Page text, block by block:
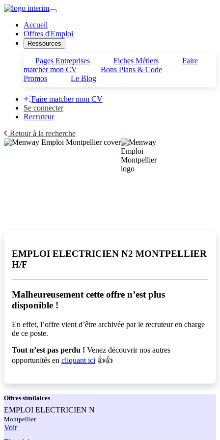
Accueil
Offres d'Emploi
Ressources
Pages Entreprises Fiches Métiers
Faire
matcher mon CV
Bons Plans & Code
Promos
Le Blog
Faire matcher mon CV
Se connecter
Recruteur
Retour à la recherche
EMPLOI ELECTRICIEN N2 MONTPELLIER
H/F
Malheureusement cette offre n’est plus
disponible !️
En effet, l’offre vient d’être archivée par le recruteur en charge
de ce poste.
Tout n’est pas perdu ! Venez découvrir nos autres
opportunités en cliquant ici 👍👍
Offres similaires
EMPLOI ELECTRICIEN N
Montpellier
Voir